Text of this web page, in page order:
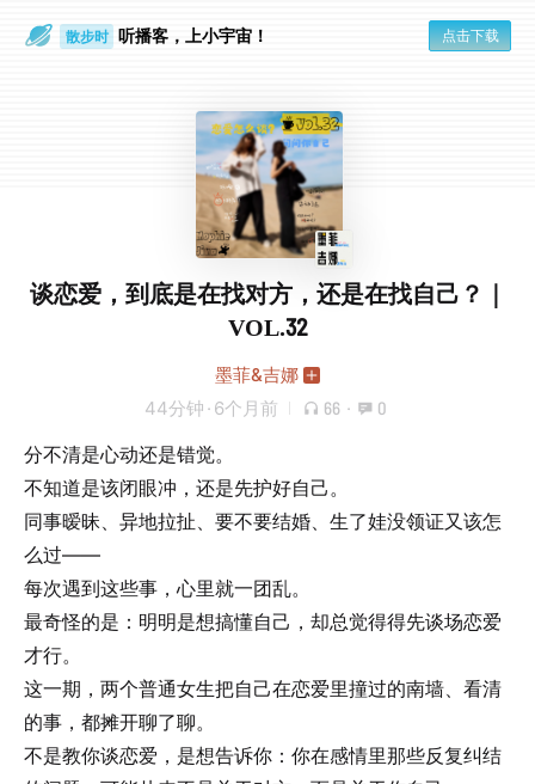
散步时 听播客，上小宇宙！ 点击下载
谈恋爱，到底是在找对方，还是在找自己？｜
VOL.32
墨菲&吉娜
44分钟 · 6个月前 66 · 0
分不清是心动还是错觉。
不知道是该闭眼冲，还是先护好自己。
同事暧昧、异地拉扯、要不要结婚、生了娃没领证又该怎
么过——
每次遇到这些事，心里就一团乱。
最奇怪的是：明明是想搞懂自己，却总觉得得先谈场恋爱
才行。
这一期，两个普通女生把自己在恋爱里撞过的南墙、看清
的事，都摊开聊了聊。
不是教你谈恋爱，是想告诉你：你在感情里那些反复纠结